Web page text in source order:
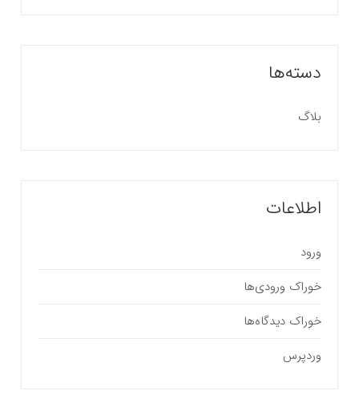
دسته‌ها
بلاگ
اطلاعات
ورود
خوراک ورودی‌ها
خوراک دیدگاه‌ها
وردپرس